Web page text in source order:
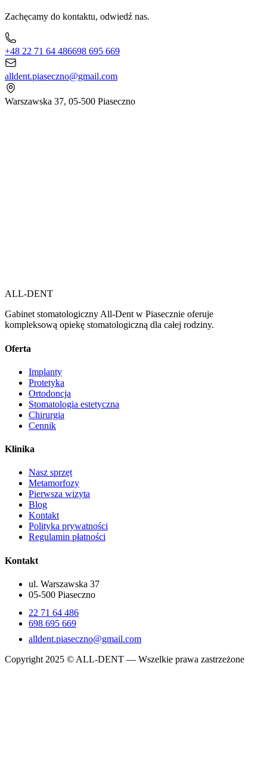
Zachęcamy do kontaktu, odwiedź nas.
+48 22 71 64 486698 695 669
alldent.piaseczno@gmail.com
Warszawska 37, 05-500 Piaseczno
ALL-DENT
Gabinet stomatologiczny All-Dent w Piasecznie oferuje
kompleksową opiekę stomatologiczną dla całej rodziny.
Oferta
Implanty
Protetyka
Ortodoncja
Stomatologia estetyczna
Chirurgia
Cennik
Klinika
Nasz sprzęt
Metamorfozy
Pierwsza wizyta
Blog
Kontakt
Polityka prywatności
Regulamin płatności
Kontakt
ul. Warszawska 37
05-500 Piaseczno
22 71 64 486
698 695 669
alldent.piaseczno@gmail.com
Copyright 2025 © ALL-DENT — Wszelkie prawa zastrzeżone